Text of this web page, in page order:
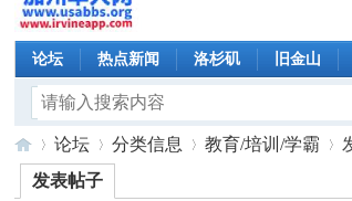
论坛 热点新闻 洛杉矶 旧金山
论坛 分类信息 教育/培训/学霸
发表帖子